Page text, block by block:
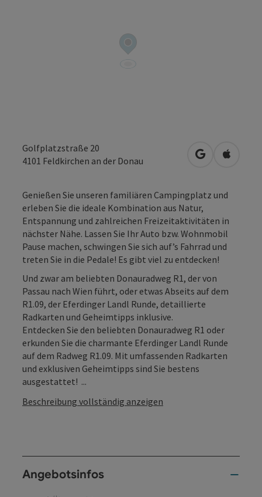
Golfplatzstraße 20
4101 Feldkirchen an der Donau in Google
in
Genießen Sie unseren familiären Campingplatz und
erleben Sie die ideale Kombination aus Natur,
Entspannung und zahlreichen Freizeitaktivitäten in
nächster Nähe. Lassen Sie Ihr Auto bzw. Wohnmobil
Pause machen, schwingen Sie sich auf’s Fahrrad und
treten Sie in die Pedale! Es gibt viel zu entdecken!
Und zwar am beliebten Donauradweg R1, der von
Passau nach Wien führt, oder etwas Abseits auf dem
R1.09, der Eferdinger Landl Runde, detaillierte
Radkarten und Geheimtipps inklusive.
Entdecken Sie den beliebten Donauradweg R1 oder
erkunden Sie die charmante Eferdinger Landl Runde
auf dem Radweg R1.09. Mit umfassenden Radkarten
und exklusiven Geheimtipps sind Sie bestens
ausgestattet! ...
Beschreibung vollständig anzeigen
Angebotsinfos